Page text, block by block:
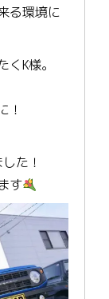
る環境に
K様。
！
た！
す